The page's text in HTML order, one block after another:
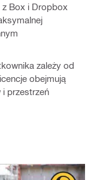
Box i Dropbox
zależy od
obejmują
i przestrzeń